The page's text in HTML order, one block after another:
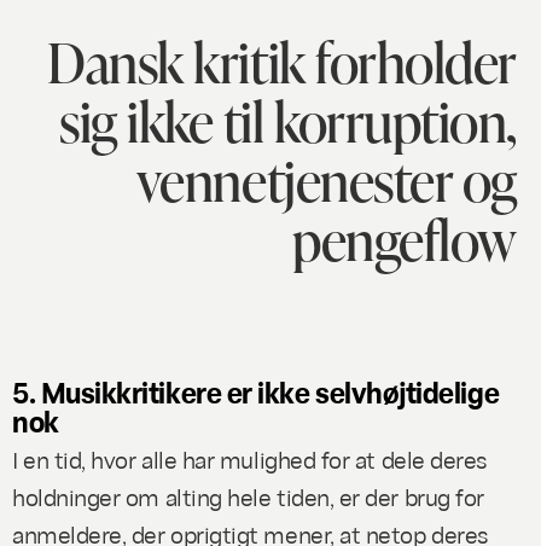
Dansk kritik forholder
sig ikke til korruption,
vennetjenester og
pengeflow
5. Musikkritikere er ikke selvhøjtidelige
nok
I en tid, hvor alle har mulighed for at dele deres
holdninger om alting hele tiden, er der brug for
anmeldere, der oprigtigt mener, at netop deres